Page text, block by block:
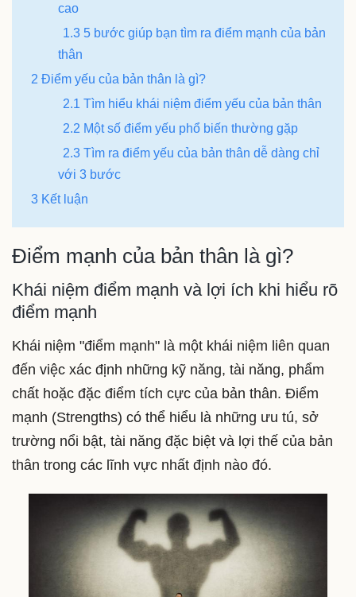
cao
1.3 5 bước giúp bạn tìm ra điểm mạnh của bản
thân
2 Điểm yếu của bản thân là gì?
2.1 Tìm hiểu khái niệm điểm yếu của bản thân
2.2 Một số điểm yếu phổ biến thường gặp
2.3 Tìm ra điểm yếu của bản thân dễ dàng chỉ
với 3 bước
3 Kết luận
Điểm mạnh của bản thân là gì?
Khái niệm điểm mạnh và lợi ích khi hiểu rõ
điểm mạnh
Khái niệm "điểm mạnh" là một khái niệm liên quan
đến việc xác định những kỹ năng, tài năng, phẩm
chất hoặc đặc điểm tích cực của bản thân. Điểm
mạnh (Strengths) có thể hiểu là những ưu tú, sở
trường nổi bật, tài năng đặc biệt và lợi thế của bản
thân trong các lĩnh vực nhất định nào đó.